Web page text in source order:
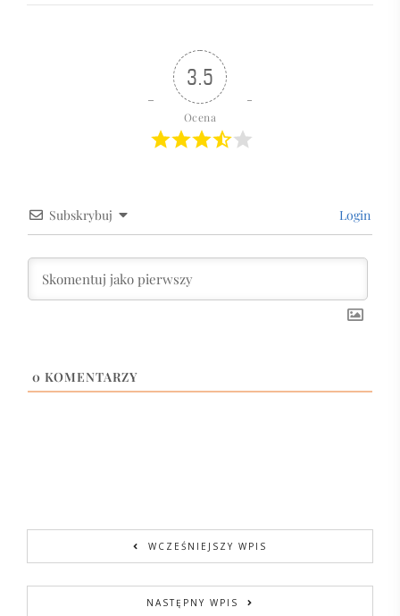
3.5
Ocena
Subskrybuj Login
0 KOMENTARZY
WCZEŚNIEJSZY WPIS
NASTĘPNY WPIS